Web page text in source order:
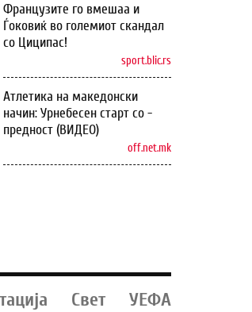
Французите го вмешаа и
Ѓоковиќ во големиот скандал
со Циципас!
sport.blic.rs
Атлетика на македонски
начин: Урнебесен старт со -
предност (ВИДЕО)
off.net.mk
Свет УЕФА